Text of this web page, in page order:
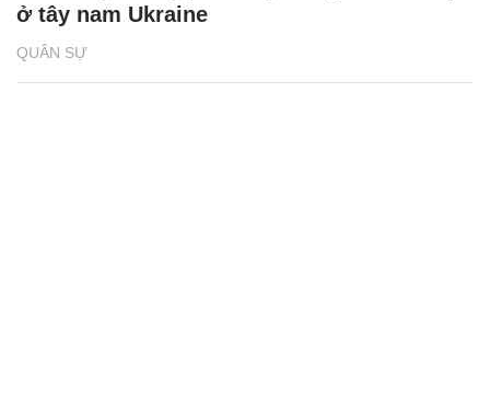
QUÂN SỰ
ở tây nam Ukraine